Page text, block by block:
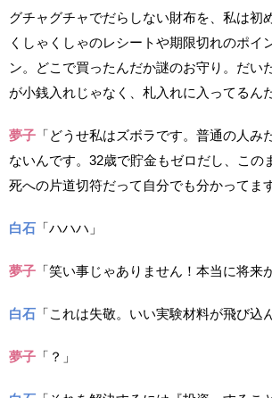
グチャグチャでだらしない財布を、私は初
くしゃくしゃのレシートや期限切れのポイ
ン。どこで買ったんだか謎のお守り。だい
が小銭入れじゃなく、札入れに入ってるん
夢子 「どうせ私はズボラです。普通の人み
ないんです。32歳で貯金もゼロだし、この
死への片道切符だって自分でも分かってます
白石 「ハハハ」
夢子 「笑い事じゃありません！本当に将来
白石 「これは失敬。いい実験材料が飛び込
夢子 「？」